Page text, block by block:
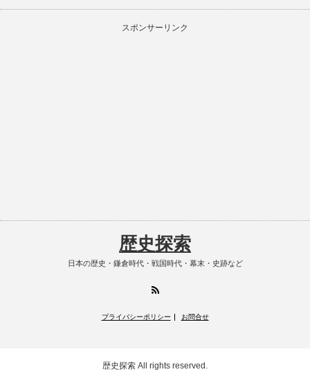
スポンサーリンク
歴史探索
日本の歴史・鎌倉時代・戦国時代・幕末・史跡など
プライバシーポリシー お問合せ
歴史探索 All rights reserved.